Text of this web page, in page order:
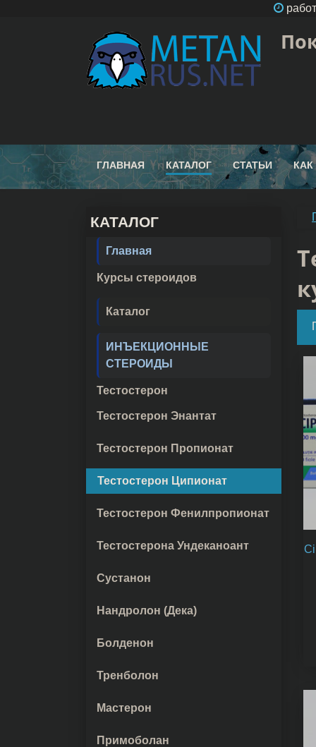
ГЛАВНАЯ КАТАЛОГ СТАТЬИ КАК
КАТАЛОГ
Главная
Курсы стероидов
Каталог
ИНЪЕКЦИОННЫЕ
СТЕРОИДЫ
Тестостерон
Тестостерон Энантат
Тестостерон Пропионат
Тестостерон Ципионат
Тестостерон Фенилпропионат
Тестостерона Ундеканоант
Сустанон
Нандролон (Дека)
Болденон
Тренболон
Мастерон
Примоболан